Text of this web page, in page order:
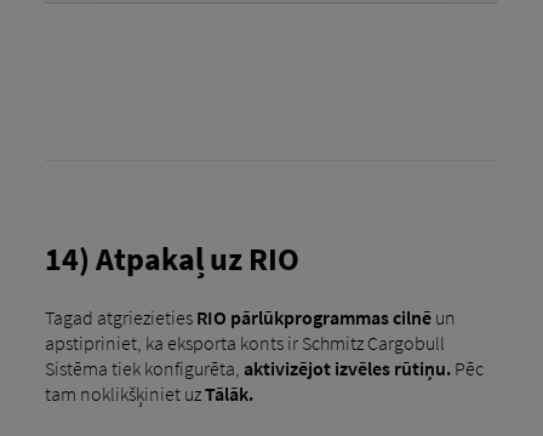
14) Atpakaļ uz RIO
Tagad atgriezieties RIO pārlūkprogrammas cilnēun
apstipriniet, ka eksporta konts ir Schmitz Cargobull
Sistēma tiek konfigurēta, aktivizējot izvēles rūtiņu.Pēc
tam noklikšķiniet uzTālāk.